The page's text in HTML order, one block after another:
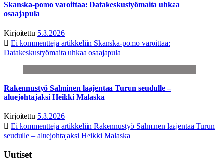
Skanska-pomo varoittaa: Datakeskustyömaita uhkaa
osaajapula
Kirjoitettu 5.8.2026
Ei kommentteja artikkeliin Skanska-pomo varoittaa:
Datakeskustyömaita uhkaa osaajapula
Rakennustyö Salminen laajentaa Turun seudulle –
aluejohtajaksi Heikki Malaska
Kirjoitettu 5.8.2026
Ei kommentteja artikkeliin Rakennustyö Salminen laajentaa Turun
seudulle – aluejohtajaksi Heikki Malaska
Uutiset